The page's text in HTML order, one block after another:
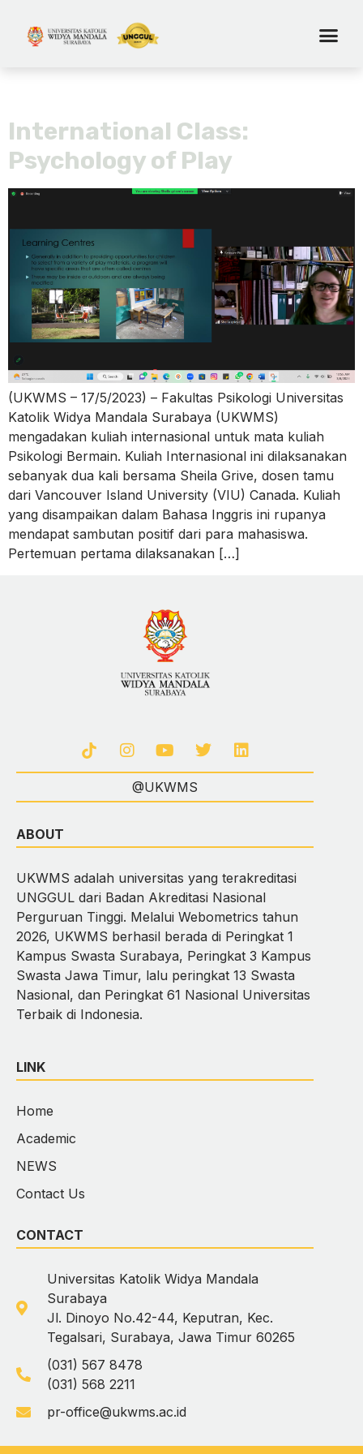
International Class:
Psychology of Play
(UKWMS – 17/5/2023) – Fakultas Psikologi Universitas
Katolik Widya Mandala Surabaya (UKWMS)
mengadakan kuliah internasional untuk mata kuliah
Psikologi Bermain. Kuliah Internasional ini dilaksanakan
sebanyak dua kali bersama Sheila Grive, dosen tamu
dari Vancouver Island University (VIU) Canada. Kuliah
yang disampaikan dalam Bahasa Inggris ini rupanya
mendapat sambutan positif dari para mahasiswa.
Pertemuan pertama dilaksanakan […]
@UKWMS
ABOUT
UKWMS adalah universitas yang terakreditasi
UNGGUL dari Badan Akreditasi Nasional
Perguruan Tinggi. Melalui Webometrics tahun
2026, UKWMS berhasil berada di Peringkat 1
Kampus Swasta Surabaya, Peringkat 3 Kampus
Swasta Jawa Timur, lalu peringkat 13 Swasta
Nasional, dan Peringkat 61 Nasional Universitas
Terbaik di Indonesia.
LINK
Home
Academic
NEWS
Contact Us
CONTACT
Universitas Katolik Widya Mandala
Surabaya
Jl. Dinoyo No.42-44, Keputran, Kec.
Tegalsari, Surabaya, Jawa Timur 60265
(031) 567 8478
(031) 568 2211
pr-office@ukwms.ac.id